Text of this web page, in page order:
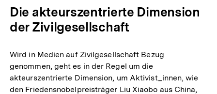
Die akteurszentrierte Dimension
der Zivilgesellschaft
Wird in Medien auf Zivilgesellschaft Bezug
genommen, geht es in der Regel um die
akteurszentrierte Dimension, um Aktivist_innen, wie
den Friedensnobelpreisträger Liu Xiaobo aus China,